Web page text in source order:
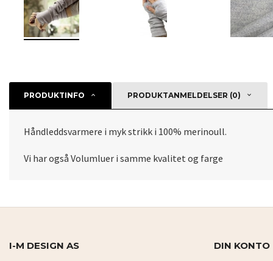
PRODUKTINFO PRODUKTANMELDELSER (0)
Håndleddsvarmere i myk strikk i 100% merinoull.
Vi har også Volumluer i samme kvalitet og farge
I-M DESIGN AS DIN KONTO